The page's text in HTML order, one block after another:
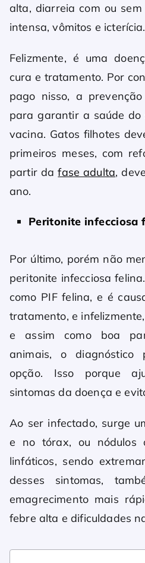
alta, diarreia com ou
intensa, vômitos e icterícia.
Felizmente, é uma
cura e tratamento. Por
pago nisso, a
para garantir a saúde do
vacina. Gatos filhotes
primeiros meses, com
partir dafase adulta,
ano.
Peritonite infecciosa
Por último, porém não
peritonite infecciosa
como PIF felina, e é
tratamento, e
e assim como boa
animais, o
opção. Isso porque
sintomas da doença e
Ao ser infectado, surge
e no tórax, ou nódulos
linfáticos, sendo
desses sintomas,
emagrecimento mais
febre alta e dificuldades